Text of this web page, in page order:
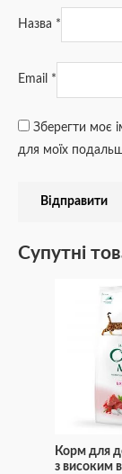
Назва *
Email *
Зберегти моє
для моїх
Супутні
Корм для
з високим